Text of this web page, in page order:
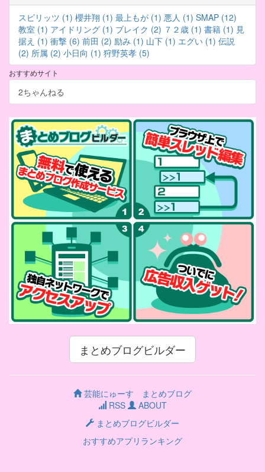
スピリッツ (1) 櫻井翔 (1) 最上もが (1) 悪人 (1) SMAP (12)
教室 (1) アイドリング (1) ブレイク (2) ７２歳 (1) 書籍 (1) 見
据え (1) 衝撃 (6) 前田 (2) 励み (1) 山下 (1) エグい (1) 伝説
(2) 所属 (2) 小日向 (1) 狩野英孝 (5)
おすすめサイト
2ちゃんねる
まとめブログビルダー
芸能にゅーす まとめブログ
RSS
ABOUT
まとめブログビルダー
おすすめアプリランキング